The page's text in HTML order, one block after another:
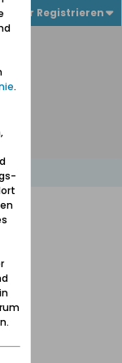
oder Registrieren
.